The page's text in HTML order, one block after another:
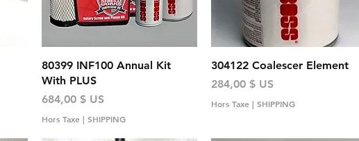
Aperçu rapide
80399 INF100 Annual Kit
With PLUS
Prix
684,00 $ US
Hors Taxe| SHIPPING
Aperçu rapide
304122 Coalescer Element
Prix
284,00 $ US
Hors Taxe | SHIPPING